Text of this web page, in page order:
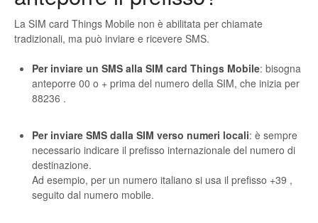
La SIM card Things Mobile non è abilitata per chiamate
tradizionali, ma può inviare e ricevere SMS.
Per inviare un SMS alla SIM card Things Mobile: bisogna
anteporre 00 o + prima del numero della SIM, che inizia per
88236 .
Per inviare SMS dalla SIM verso numeri locali: è sempre
necessario indicare il prefisso internazionale del numero di
destinazione.
Ad esempio, per un numero italiano si usa il prefisso +39 ,
seguito dal numero mobile.